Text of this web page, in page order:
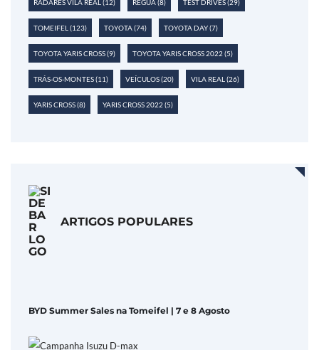
RADARES VILA REAL (12) RÉGUA(8) TEST DRIVES(29)
TOMEIFEL (123) TOYOTA(74) TOYOTA DAY(7)
TOYOTA YARIS CROSS(9) TOYOTA YARIS CROSS 2022 (5)
TRÁS-OS-MONTES(11) VEÍCULOS(20) VILA REAL (26)
YARIS CROSS(8) YARIS CROSS 2022 (5)
ARTIGOS POPULARES
BYD Summer Sales na Tomeifel | 7 e 8 Agosto